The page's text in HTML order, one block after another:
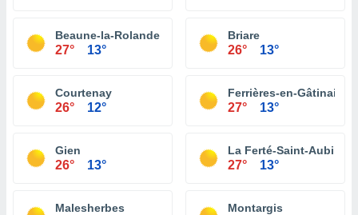
Beaune-la-Rolande
27° 13°
Briare
26° 13°
Courtenay
26° 12°
Ferrières-en-Gâtinais
27° 13°
Gien
26° 13°
La Ferté-Saint-Aubin
27° 13°
Malesherbes Montargis